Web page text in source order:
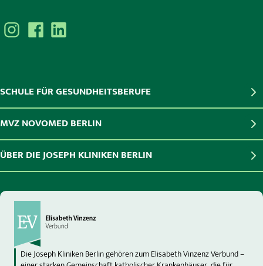
SCHULE FÜR GESUNDHEITSBERUFE
MVZ NOVOMED BERLIN
ÜBER DIE JOSEPH KLINIKEN BERLIN
Die Joseph Kliniken Berlin gehören zum Elisabeth Vinzenz Verbund –